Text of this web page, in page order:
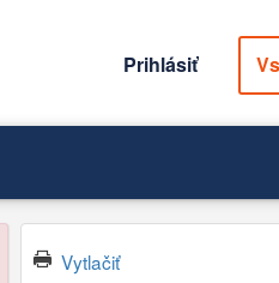
Prihlásiť
Vytlačiť